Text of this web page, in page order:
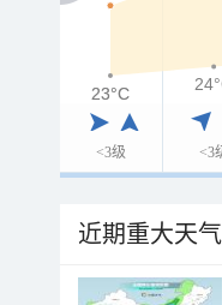
<3级 <3
23°C
23°C
近期重大天